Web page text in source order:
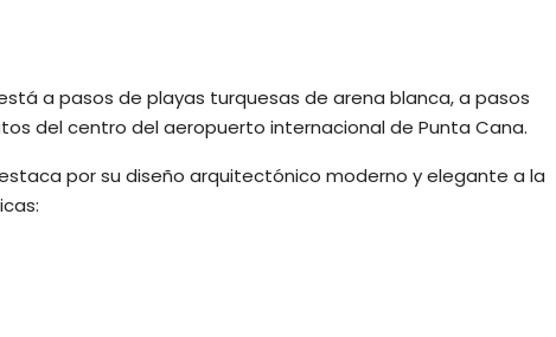
a pasos de playas turquesas de arena blanca, a pasos
del centro del aeropuerto internacional de Punta Cana.
por su diseño arquitectónico moderno y elegante a la